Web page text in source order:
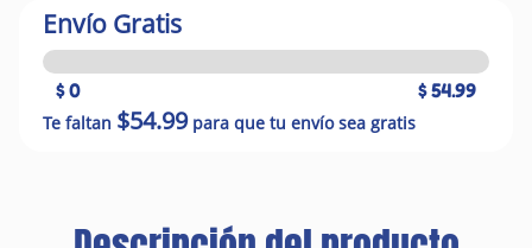
Envío Gratis
$ 0 $ 54.99
Te faltan $54.99para que tu envío sea gratis